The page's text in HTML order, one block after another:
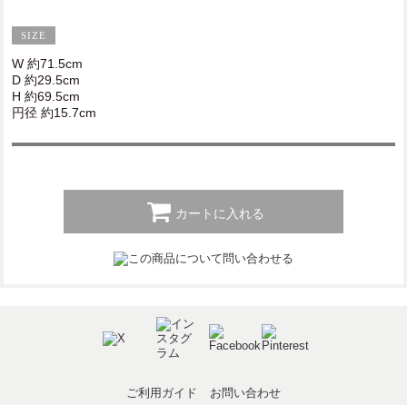
W 約71.5cm
D 約29.5cm
H 約69.5cm
円径 約15.7cm
カートに入れる
ご利用ガイド お問い合わせ